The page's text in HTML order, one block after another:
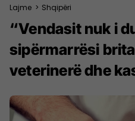
Lajme > Shqipëri
“Vendasit nuk i
sipërmarrësi
veterinerë dhe